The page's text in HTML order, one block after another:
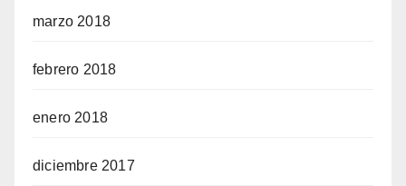
marzo 2018
febrero 2018
enero 2018
diciembre 2017